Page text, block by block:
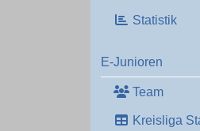
Statistik
E-Junioren
Team
Kreisliga